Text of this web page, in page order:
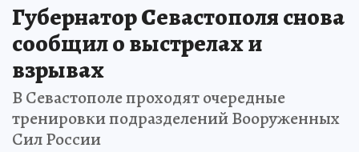
Губернатор Севастополя снова
сообщил о выстрелах и
взрывах
В Севастополе проходят очередные
тренировки подразделений Вооруженных
Сил России